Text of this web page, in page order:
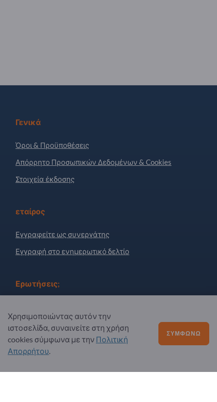
Γενικά
Όροι & Προϋποθέσεις
Απόρρητο Προσωπικών Δεδομένων & Cookies
Στοιχεία έκδοσης
εταίρος
Εγγραφείτε ως συνεργάτης
Εγγραφή στο ενημερωτικό δελτίο
Ερωτήσεις;
Η προσφορά υπηρεσιών μας
Σχετικά με εμάς
Μήνυμα προς Exportpages
Χρησιμοποιώντας αυτόν την
ιστοσελίδα, συναινείτε στη χρήση
cookies σύμφωνα με την Πολιτική
Απορρήτου.
ΣΥΜΦΩΝΏ